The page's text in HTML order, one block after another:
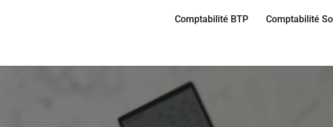
Comptabilité BTP Comptabilité